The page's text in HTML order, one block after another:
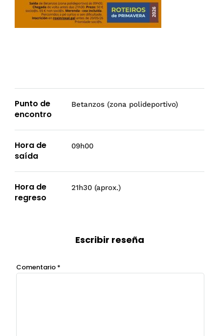
Punto de
encontro
Betanzos (zona polideportivo)
Hora de
saída
09h00
Hora de
regreso
21h30 (aprox.)
Escribir reseña
Comentario *